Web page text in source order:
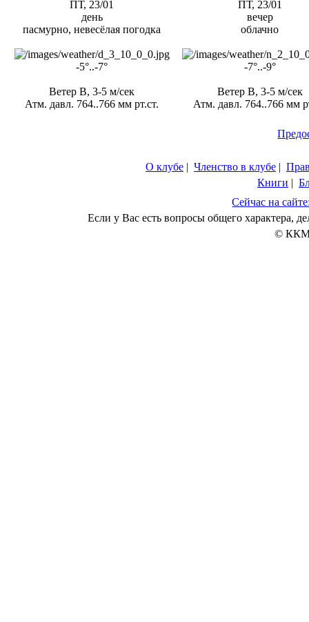
ПТ, 23/01
день
пасмурно, невесёлая погодка
-5°..-7°
Ветер В, 3-5 м/сек
Атм. давл. 764..766 мм рт.ст.
ПТ, 23/01
вечер
облачно
-7°..-9°
Ветер В, 3-5 м/сек
Атм. давл. 764..766 мм
О клубе | Членство в клубе |
Книги |
Сейчас на
Если у Вас есть вопросы общего характера,
© ККМ